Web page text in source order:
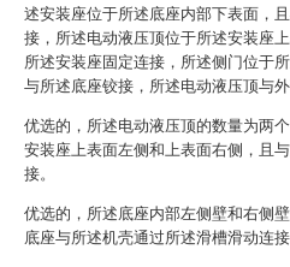
述安装座位于所述底座内部下表面，
接，所述电动液压顶位于所述安装座
所述安装座固定连接，所述侧门位于
与所述底座铰接，所述电动液压顶与外
优选的，所述电动液压顶的数量为两
安装座上表面左侧和上表面右侧，且
接。
优选的，所述底座内部左侧壁和右侧
底座与所述机壳通过所述滑槽滑动连接